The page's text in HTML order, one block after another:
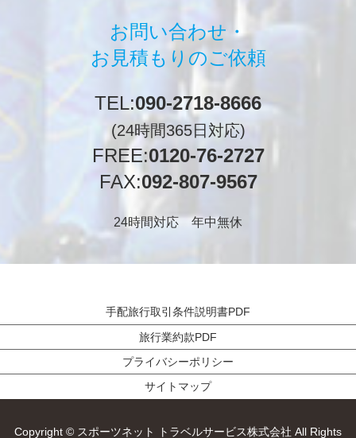
お問い合わせ・
お見積もりのご依頼
TEL:090-2718-8666
(24時間365日対応)
FREE:0120-76-2727
FAX:092-807-9567
24時間対応 年中無休
手配旅行取引条件説明書PDF
旅行業約款PDF
プライバシーポリシー
サイトマップ
Copyright © スポーツネット トラベルサービス株式会社 All Rights